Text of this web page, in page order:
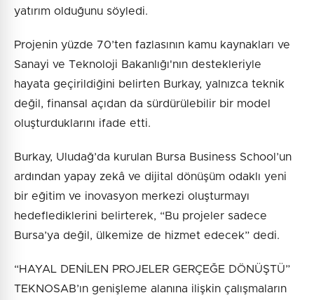
yatırım olduğunu söyledi.
Projenin yüzde 70’ten fazlasının kamu kaynakları ve
Sanayi ve Teknoloji Bakanlığı'nın destekleriyle
hayata geçirildiğini belirten Burkay, yalnızca teknik
değil, finansal açıdan da sürdürülebilir bir model
oluşturduklarını ifade etti.
Burkay, Uludağ’da kurulan Bursa Business School’un
ardından yapay zekâ ve dijital dönüşüm odaklı yeni
bir eğitim ve inovasyon merkezi oluşturmayı
hedeflediklerini belirterek, “Bu projeler sadece
Bursa’ya değil, ülkemize de hizmet edecek” dedi.
“HAYAL DENİLEN PROJELER GERÇEĞE DÖNÜŞTÜ”
TEKNOSAB’ın genişleme alanına ilişkin çalışmaların